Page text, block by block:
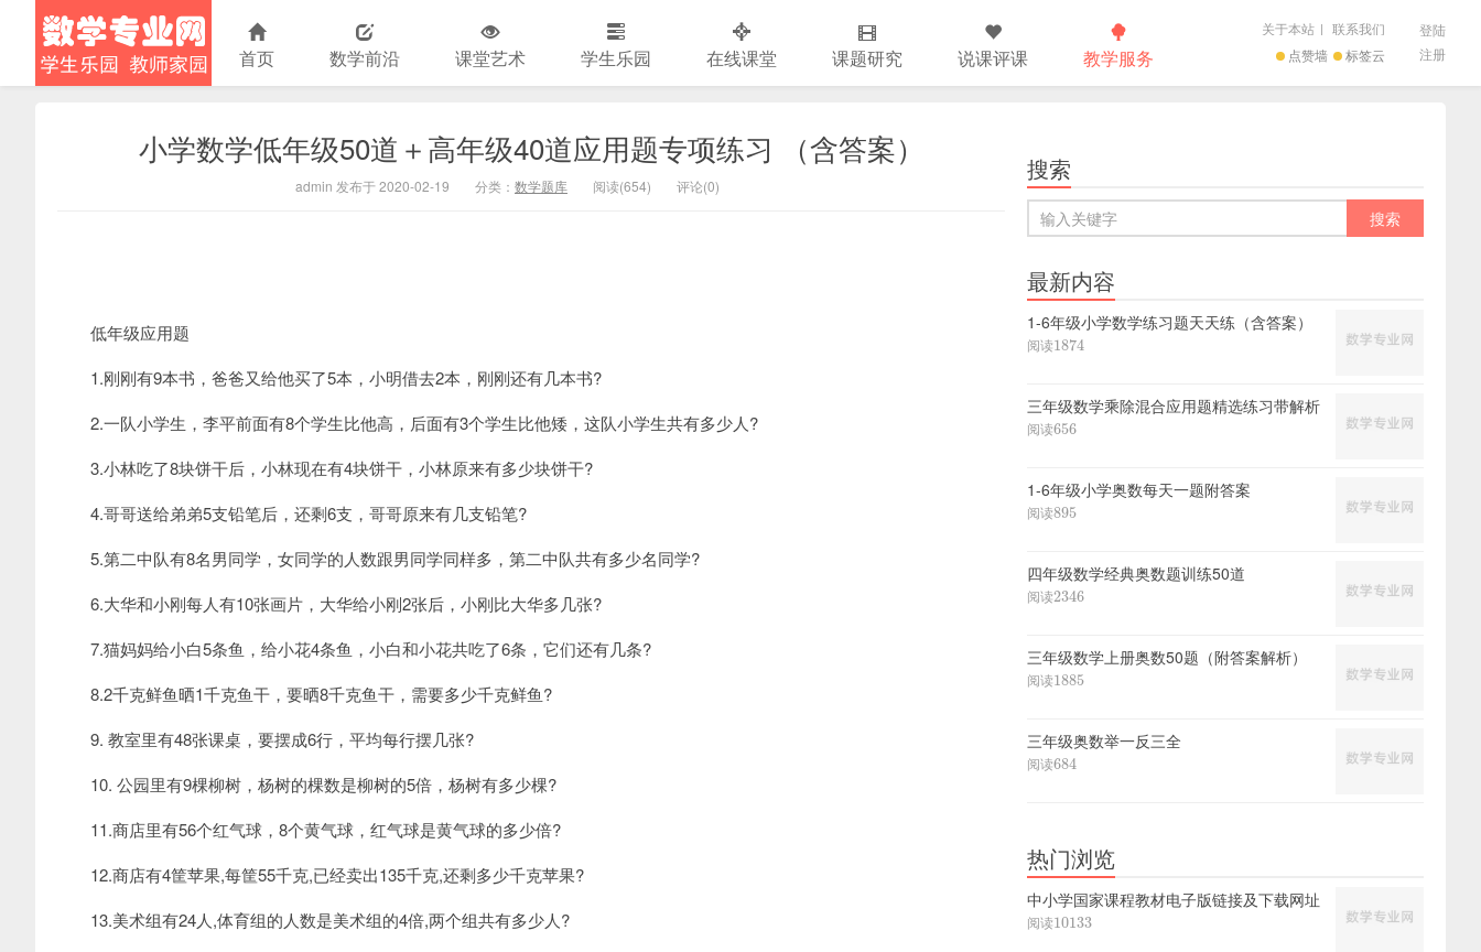
小学数学
专业网
首页 数学前沿 课堂艺术 学生乐园 在线课堂 课题研究 说课评课 教学服务 点赞墙 标签云
关于本站 | 联系我们
登陆
注册
小学数学低年级50道＋高年级40道应用题专项练习 （含答案）
admin 发布于 2020-02-19 分类： 数学题库 阅读(654) 评论(0)
低年级应用题
1.刚刚有9本书，爸爸又给他买了5本，小明借去2本，刚刚还有几本书?
2.一队小学生，李平前面有8个学生比他高，后面有3个学生比他矮，这队小学生共有多少人?
3.小林吃了8块饼干后，小林现在有4块饼干，小林原来有多少块饼干?
4.哥哥送给弟弟5支铅笔后，还剩6支，哥哥原来有几支铅笔?
5.第二中队有8名男同学，女同学的人数跟男同学同样多，第二中队共有多少名同学?
6.大华和小刚每人有10张画片，大华给小刚2张后，小刚比大华多几张?
7.猫妈妈给小白5条鱼，给小花4条鱼，小白和小花共吃了6条，它们还有几条?
8.2千克鲜鱼晒1千克鱼干，要晒8千克鱼干，需要多少千克鲜鱼?
9. 教室里有48张课桌，要摆成6行，平均每行摆几张?
10. 公园里有9棵柳树，杨树的棵数是柳树的5倍，杨树有多少棵?
11.商店里有56个红气球，8个黄气球，红气球是黄气球的多少倍?
12.商店有4筐苹果,每筐55千克,已经卖出135千克,还剩多少千克苹果?
13.美术组有24人,体育组的人数是美术组的4倍,两个组共有多少人?
搜索
最新内容
1-6年级小学数学练习题天天练（含答案）
阅读1874
1874
三年级数学乘除混合应用题精选练习带解析
阅读656
656
1-6年级小学奥数每天一题附答案
阅读895
895
四年级数学经典奥数题训练50道
阅读2346
2346
三年级数学上册奥数50题（附答案解析）
阅读1885
1885
三年级奥数举一反三全
阅读684
684
热门浏览
中小学国家课程教材电子版链接及下载网址
阅读10133
10133